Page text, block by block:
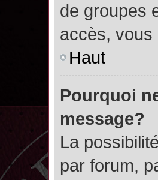
de groupes
accès, vous
Haut
Pourquoi
message?
La
par forum,